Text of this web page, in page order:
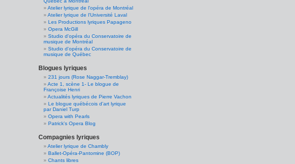
Atelier lyrique de l'opéra de Montréal
Atelier lyrique de l'Université Laval
Les Productions lyriques Papageno
Opera McGill
Studio d'opéra du Conservatoire de
musique de Montréal
Studio d'opéra du Conservatoire de
musique de Québec
Blogues lyriques
231 jours (Rose Naggar-Tremblay)
Acte 1, scène 1- Le blogue de
Françoise Henri
Actualités lyriques de Pierre Vachon
Le blogue québécois d'art lyrique
par Daniel Turp
Opera with Pearls
Patrick's Opera Blog
Compagnies lyriques
Atelier lyrique de Chambly
Ballet-Opéra-Pantomine (BOP)
Chants libres